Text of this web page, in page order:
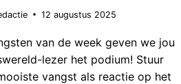
12 augustus 2025
van de week geven we jou
lezer het podium! Stuur
vangst als reactie op het